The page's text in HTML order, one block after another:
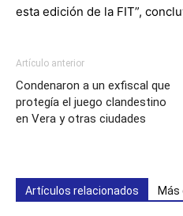
esta edición de la FIT”,
Artículo anterior
Condenaron a un exfiscal que
protegía el juego clandestino
en Vera y otras ciudades
Artículos relacionados Más